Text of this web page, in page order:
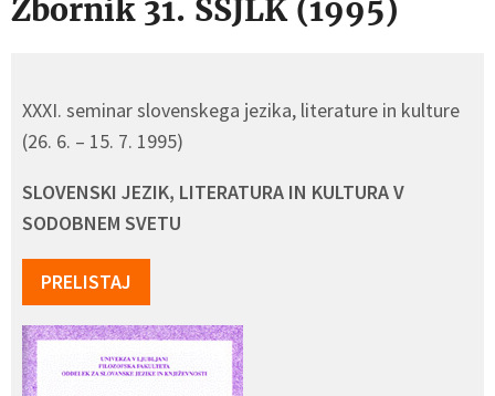
Zbornik 31. SSJLK (1995)
XXXI. seminar slovenskega jezika, literature in kulture
(26. 6. – 15. 7. 1995)
SLOVENSKI JEZIK, LITERATURA IN KULTURA V
SODOBNEM SVETU
PRELISTAJ